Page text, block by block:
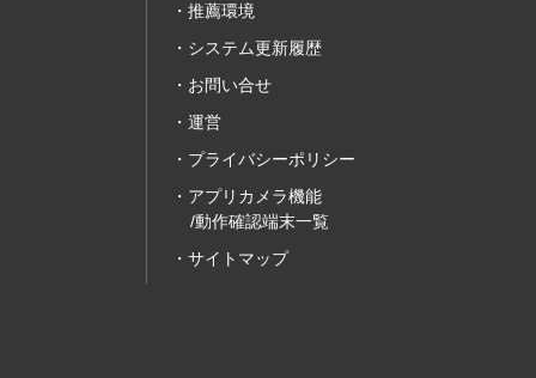
推薦環境
システム更新履歴
お問い合せ
運営
プライバシーポリシー
アプリカメラ機能
/動作確認端末一覧
サイトマップ